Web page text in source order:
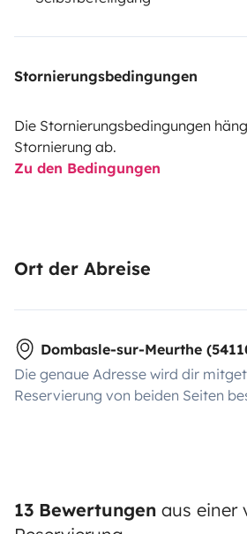
Stornierungsbedingungen
Die Stornierungsbedingungen
Stornierung ab.
Zu den Bedingungen
Ort der Abreise
Dombasle-sur-Meurthe
Die genaue Adresse wird dir
Reservierung von beiden Seiten
13 Bewertungen aus einer